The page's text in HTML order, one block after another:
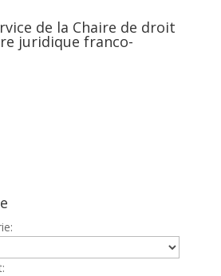
de la Chaire de droit
juridique franco-